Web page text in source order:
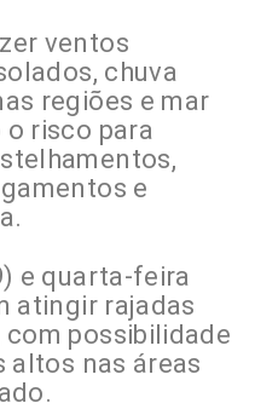
ventos
chuva
regiões e mar
risco para
e
e quarta-feira
atingir rajadas
possibilidade
altos nas áreas